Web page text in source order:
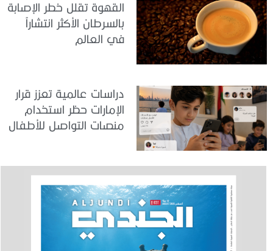
القهوة تقلل خطر الإصابة
بالسرطان الأكثر انتشاراً
في العالم
دراسات عالمية تعزز قرار
الإمارات حظر استخدام
منصات التواصل للأطفال